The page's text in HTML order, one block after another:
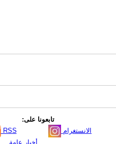
تابعونا على:
RSS الانستغرام
أخبار عامة